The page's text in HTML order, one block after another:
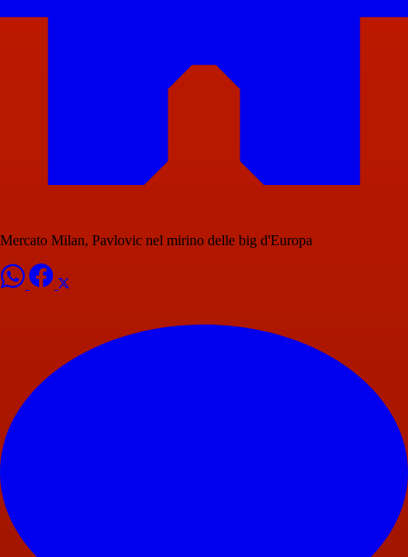
Mercato Milan, Pavlovic nel mirino delle big d'Europa